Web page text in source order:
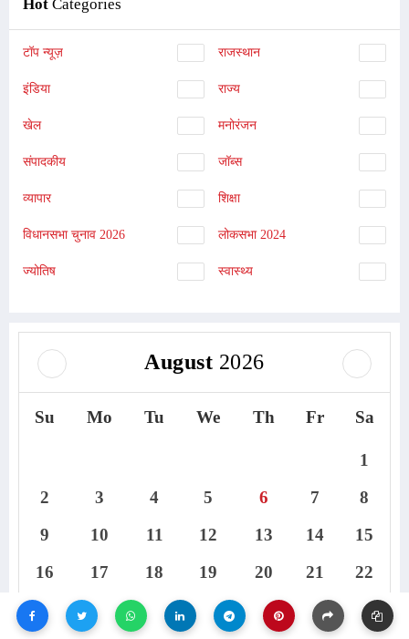
Hot Categories
टॉप न्यूज़ राजस्थान
इंडिया राज्य
खेल मनोरंजन
संपादकीय जॉब्स
व्यापार शिक्षा
विधानसभा चुनाव 2026 लोकसभा 2024
ज्योतिष स्वास्थ्य
August 2026
Su Mo Tu We Th Fr Sa
1
2
3 4 5 6 7
8
9
10 11 12 13 14
15
16
17 18 19 20 21
22
23
24 25 26 27 28
29